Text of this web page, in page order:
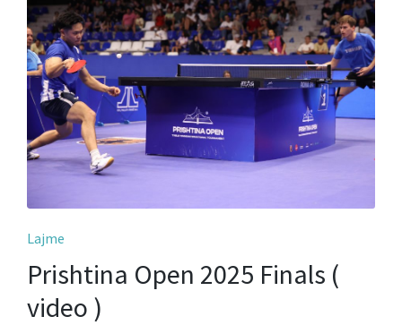
Posted
Lajme
Prishtina Open 2025 Finals (
video )